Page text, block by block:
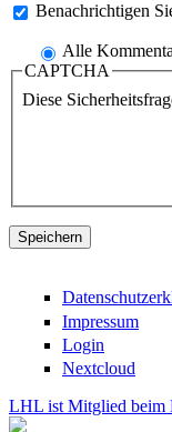
Benachrichtigen
Alle
CAPTCHA
Diese
Impressum
Login
Nextcloud
LHL ist Mitglied beim